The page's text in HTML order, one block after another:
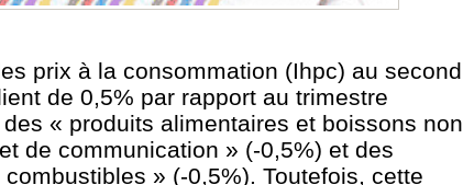
prix à la consommation (Ihpc) au second
de 0,5% par rapport au trimestre
« produits alimentaires et boissons non
de communication » (-0,5%) et des
» (-0,5%). Toutefois, cette